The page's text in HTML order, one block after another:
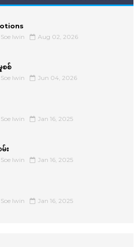
lwin Aug 02, 2026
စစ်
lwin Jun 04, 2026
lwin Jan 16, 2025
း
lwin Jan 16, 2025
lwin Jan 16, 2025